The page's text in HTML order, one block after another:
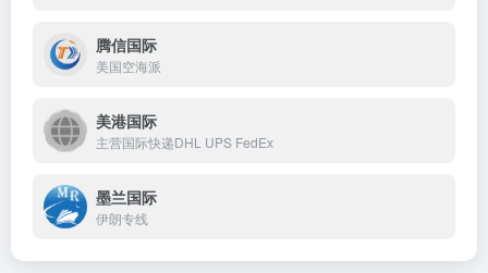
腾信国际
美国空海派
美港国际
主营国际快递DHL UPS FedEx
墨兰国际
伊朗专线